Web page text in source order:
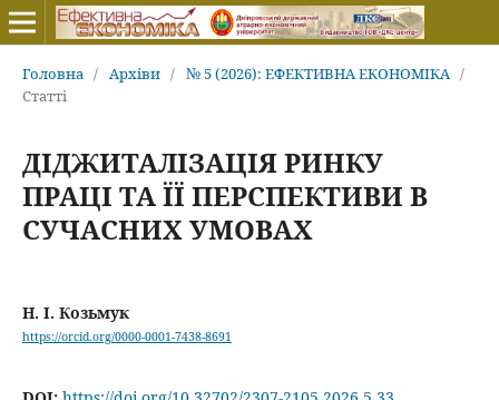
Головна / Архіви / № 5 (2026): ЕФЕКТИВНА ЕКОНОМІКА /
Статті
ДІДЖИТАЛІЗАЦІЯ РИНКУ
ПРАЦІ ТА ЇЇ ПЕРСПЕКТИВИ В
СУЧАСНИХ УМОВАХ
Н. І. Козьмук
https://orcid.org/0000-0001-7438-8691